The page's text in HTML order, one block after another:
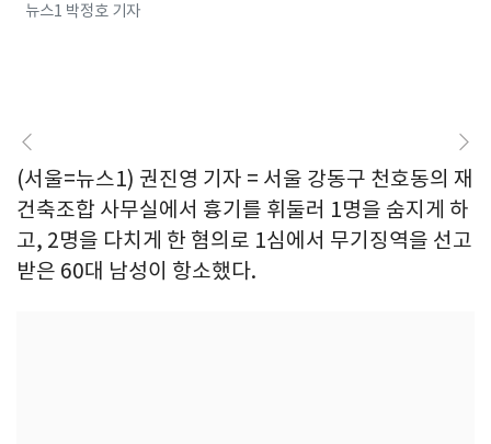
뉴스1 박정호 기자
(서울=뉴스1) 권진영 기자 = 서울 강동구 천호동의 재
건축조합 사무실에서 흉기를 휘둘러 1명을 숨지게 하
고, 2명을 다치게 한 혐의로 1심에서 무기징역을 선고
받은 60대 남성이 항소했다.